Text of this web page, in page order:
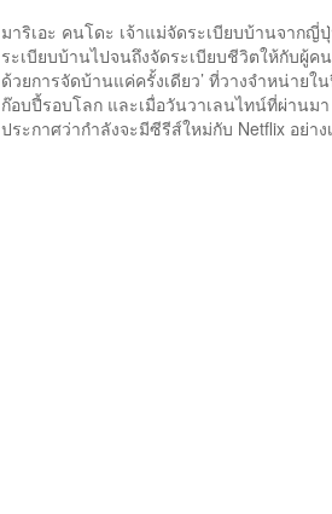
มาริเอะ คนโดะ เจ้าแม่จัดระเบียบบ้านจากญี่
ระเบียบบ้านไปจนถึงจัดระเบียบชีวิตให้กับผู้
ด้วยการจัดบ้านแค่ครั้งเดียว’ ที่วางจำหน่าย
ก๊อบปี้รอบโลก และเมื่อวันวาเลนไทน์ที่ผ่านม
ประกาศว่ากำลังจะมีซีรีส์ใหม่กับ Netflix อย่าง